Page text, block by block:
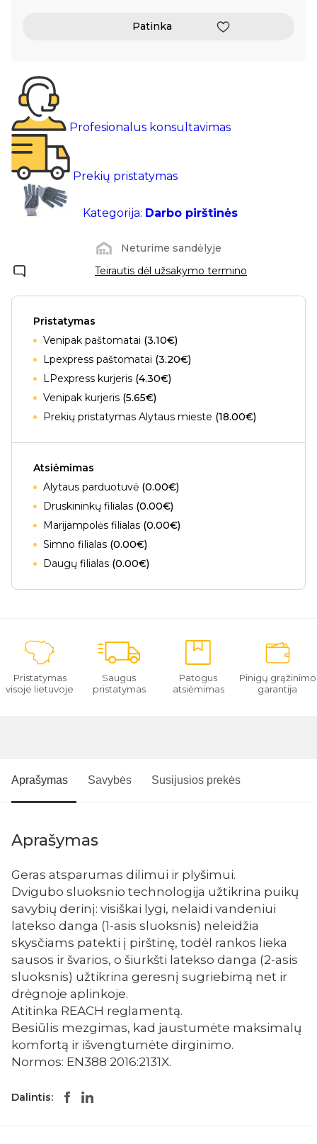
Patinka
Profesionalus konsultavimas
Prekių pristatymas
Kategorija: Darbo pirštinės
Neturime sandėlyje
Teirautis dėl užsakymo termino
Pristatymas
Venipak paštomatai (3.10€)
Lpexpress paštomatai (3.20€)
LPexpress kurjeris (4.30€)
Venipak kurjeris (5.65€)
Prekių pristatymas Alytaus mieste (18.00€)
Atsiėmimas
Alytaus parduotuvė (0.00€)
Druskininkų filialas (0.00€)
Marijampolės filialas (0.00€)
Simno filialas (0.00€)
Daugų filialas (0.00€)
Pristatymas
visoje lietuvoje
Saugus
pristatymas
Patogus
atsiėmimas
Pinigų grąžinimo
garantija
Aprašymas Savybės Susijusios prekės
Aprašymas
Geras atsparumas dilimui ir plyšimui.
Dvigubo sluoksnio technologija užtikrina puikų
savybių derinį: visiškai lygi, nelaidi vandeniui
latekso danga (1-asis sluoksnis) neleidžia
skysčiams patekti į pirštinę, todėl rankos lieka
sausos ir švarios, o šiurkšti latekso danga (2-asis
sluoksnis) užtikrina geresnį sugriebimą net ir
drėgnoje aplinkoje.
Atitinka REACH reglamentą.
Besiūlis mezgimas, kad jaustumėte maksimalų
komfortą ir išvengtumėte dirginimo.
Normos: EN388 2016:2131X.
Dalintis: